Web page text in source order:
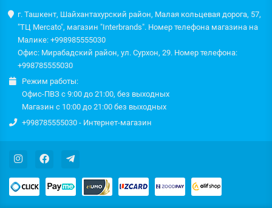
г. Ташкент, Шайхантахурский район, Малая кольцевая дорога, 57,
"ТЦ Mercato", магазин "Interbrands". Номер телефона магазина на
Малике: +998985555030
Офис: Мирабадский район, ул. Сурхон, 29. Номер телефона:
+998785555030
Режим работы:
Офис-ПВЗ с 9:00 до 21:00, без выходных
Магазин с 10:00 до 21:00 без выходных
+998785555030 - Интернет-магазин